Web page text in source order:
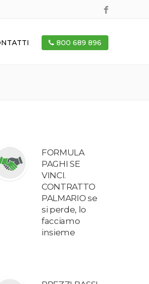
800 689 896
FORMULA
PAGHI SE
VINCI.
CONTRATTO
PALMARIO se
si perde, lo
facciamo
insieme